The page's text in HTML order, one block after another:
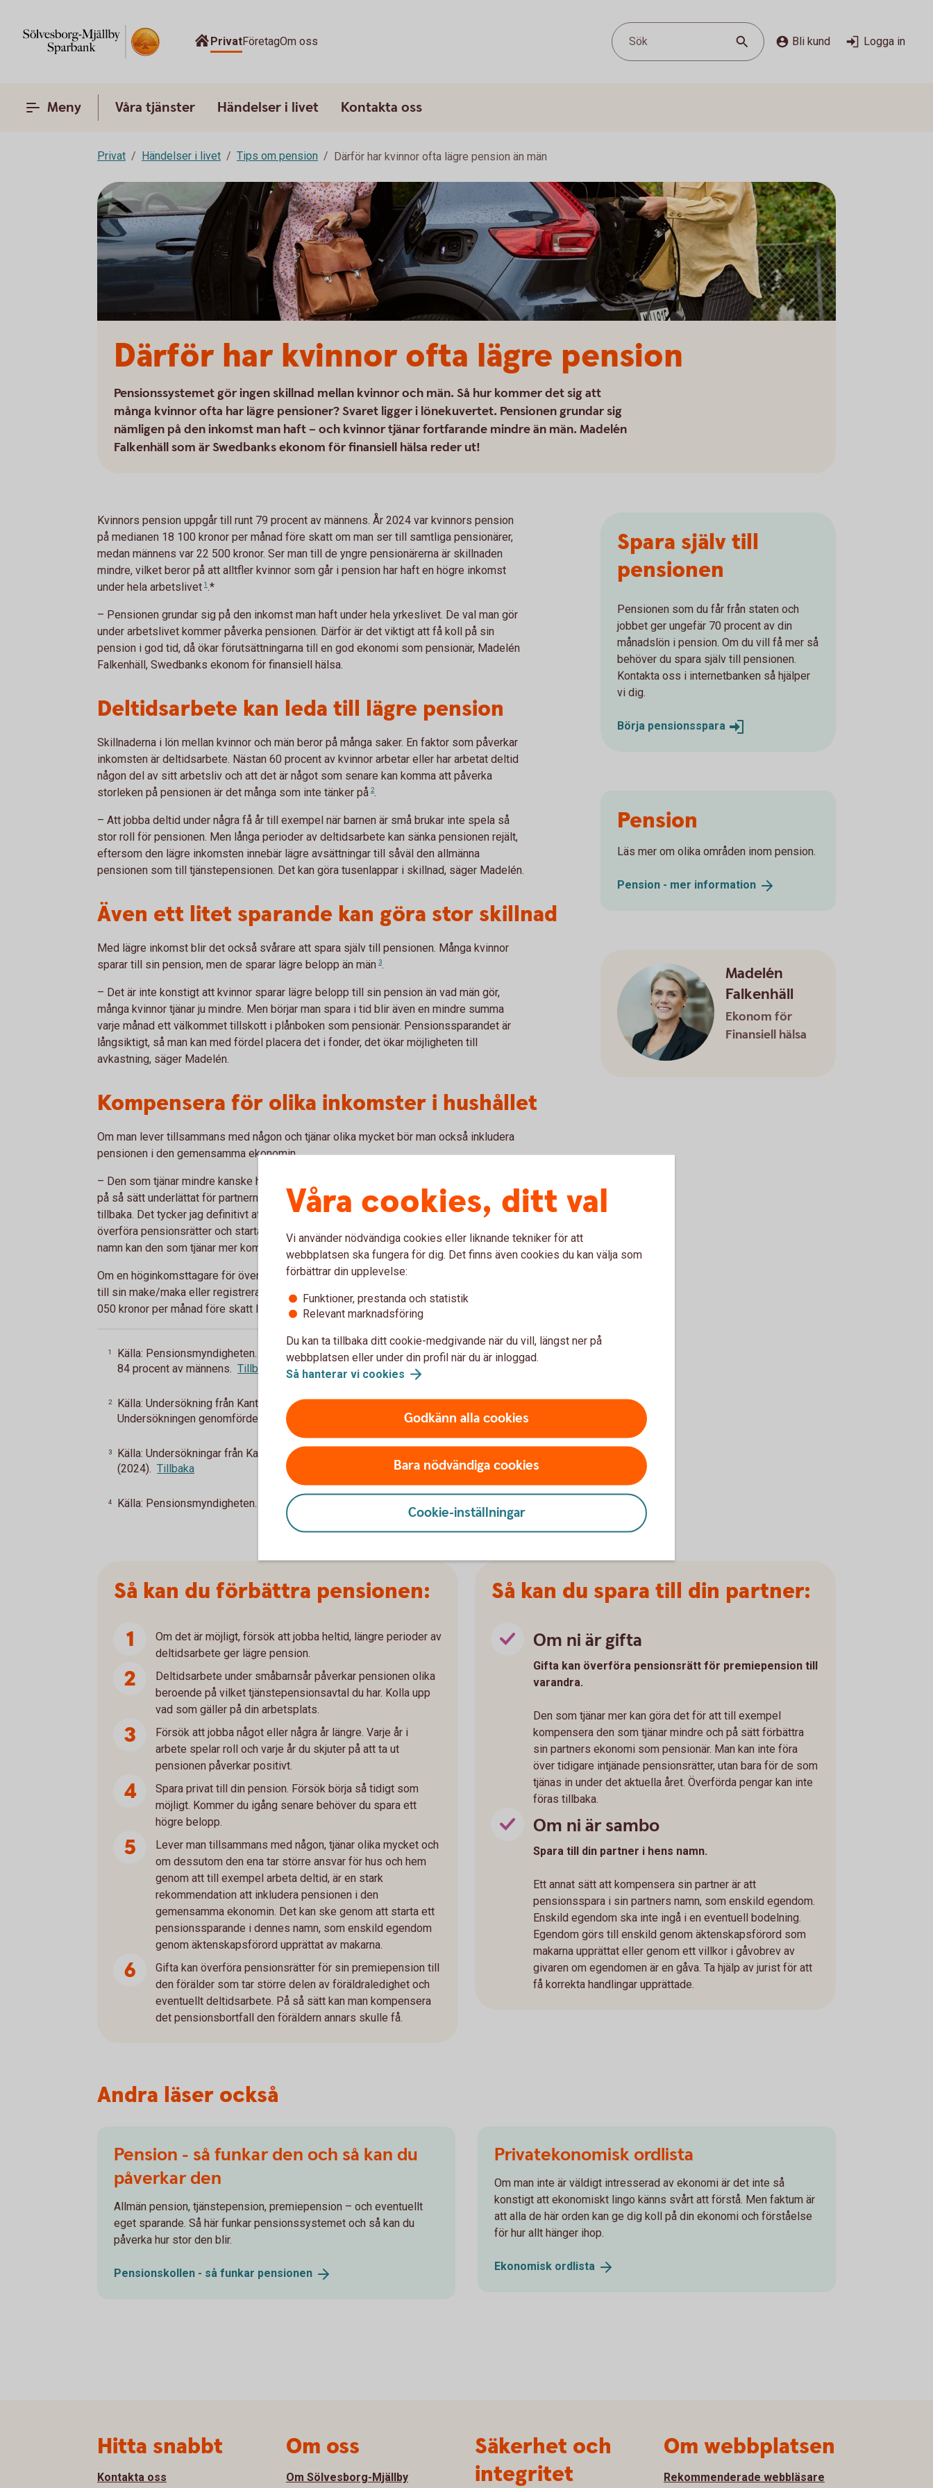
PrivatFöretagOm oss Sök Bli kund Logga in
Meny Våra tjänster Händelser i livet Kontakta oss
Privat Händelser i livet Tips om pension Därför har kvinnor ofta lägre pension än män
Därför har kvinnor ofta lägre pension
Pensionssystemet gör ingen skillnad mellan kvinnor och män. Så hur kommer det sig att
många kvinnor ofta har lägre pensioner? Svaret ligger i lönekuvertet. Pensionen grundar sig
nämligen på den inkomst man haft – och kvinnor tjänar fortfarande mindre än män. Madelén
Falkenhäll som är Swedbanks ekonom för finansiell hälsa reder ut!
Kvinnors pension uppgår till runt 79 procent av männens. År 2024 var kvinnors pension
på medianen 18 100 kronor per månad före skatt om man ser till samtliga pensionärer,
medan männens var 22 500 kronor. Ser man till de yngre pensionärerna är skillnaden
mindre, vilket beror på att alltfler kvinnor som går i pension har haft en högre inkomst
under hela arbetslivet 1.*
– Pensionen grundar sig på den inkomst man haft under hela yrkeslivet. De val man gör
under arbetslivet kommer påverka pensionen. Därför är det viktigt att få koll på sin
pension i god tid, då ökar förutsättningarna till en god ekonomi som pensionär, Madelén
Falkenhäll, Swedbanks ekonom för finansiell hälsa.
Deltidsarbete kan leda till lägre pension
Skillnaderna i lön mellan kvinnor och män beror på många saker. En faktor som påverkar
inkomsten är deltidsarbete. Nästan 60 procent av kvinnor arbetar eller har arbetat deltid
någon del av sitt arbetsliv och att det är något som senare kan komma att påverka
storleken på pensionen är det många som inte tänker på 2.
– Att jobba deltid under några få år till exempel när barnen är små brukar inte spela så
stor roll för pensionen. Men långa perioder av deltidsarbete kan sänka pensionen rejält,
eftersom den lägre inkomsten innebär lägre avsättningar till såväl den allmänna
pensionen som till tjänstepensionen. Det kan göra tusenlappar i skillnad, säger Madelén.
Även ett litet sparande kan göra stor skillnad
Med lägre inkomst blir det också svårare att spara själv till pensionen. Många kvinnor
sparar till sin pension, men de sparar lägre belopp än män 3.
– Det är inte konstigt att kvinnor sparar lägre belopp till sin pension än vad män gör,
många kvinnor tjänar ju mindre. Men börjar man spara i tid blir även en mindre summa
varje månad ett välkommet tillskott i plånboken som pensionär. Pensionssparandet är
långsiktigt, så man kan med fördel placera det i fonder, det ökar möjligheten till
avkastning, säger Madelén.
Kompensera för olika inkomster i hushållet
Om man lever tillsammans med någon och tjänar olika mycket bör man också inkludera
pensionen i den gemensamma ekonomin.
– Den som tjänar mindre kanske har lagt ner mer tid på hushållet och eventuella barn och
på så sätt underlättat för partnern att göra karriär och tjäna pengar medan man själv stått
tillbaka. Det tycker jag definitivt att man ska kompenseras för. Genom att till exempel
överföra pensionsrätter och starta ett sparande som enskild egendom i den andres
namn kan den som tjänar mer kompensera den andra, säger Madelén.
Om en höginkomsttagare för över pensionsrätter för sin premiepension under 20 års tid
till sin make/maka eller registrerade partner förbättras den andras pension med knappt 2
050 kronor per månad före skatt livet
.
1
Källa: Pensionsmyndigheten. I åldersgruppen 65-69 år uppgår kvinnors pension till
84 procent av männens. Tillbaka
2
Källa: Undersökning från Kantar Medias Sifopanel på uppdrag av Swedbank.
Undersökningen genomfördes i april (2025).
3
Källa: Undersökningar från Kantar Medias Sifopanel på uppdrag av Swedbank
(2024). Tillbaka
4 Källa: Pensionsmyndigheten. Tillbaka
Spara själv till
pensionen
Pensionen som du får från staten och
jobbet ger ungefär 70 procent av din
månadslön i pension. Om du vill få mer så
behöver du spara själv till pensionen.
Kontakta oss i internetbanken så hjälper
vi dig.
Börja pensionsspara
Pension
Läs mer om olika områden inom pension.
Pension - mer information
Madelén
Falkenhäll
Ekonom för
Finansiell hälsa
Så kan du förbättra pensionen:
Om det är möjligt, försök att jobba heltid, längre perioder av
deltidsarbete ger lägre pension.
Deltidsarbete under småbarnsår påverkar pensionen olika
beroende på vilket tjänstepensionsavtal du har. Kolla upp
vad som gäller på din arbetsplats.
Försök att jobba något eller några år längre. Varje år i
arbete spelar roll och varje år du skjuter på att ta ut
pensionen påverkar positivt.
Spara privat till din pension. Försök börja så tidigt som
möjligt. Kommer du igång senare behöver du spara ett
högre belopp.
Lever man tillsammans med någon, tjänar olika mycket och
om dessutom den ena tar större ansvar för hus och hem
genom att till exempel arbeta deltid, är en stark
rekommendation att inkludera pensionen i den
gemensamma ekonomin. Det kan ske genom att starta ett
pensionssparande i dennes namn, som enskild egendom
genom äktenskapsförord upprättat av makarna.
Gifta kan överföra pensionsrätter för sin premiepension till
den förälder som tar större delen av föräldraledighet och
eventuellt deltidsarbete. På så sätt kan man kompensera
det pensionsbortfall den föräldern annars skulle få.
Så kan du spara till din partner:
Om ni är gifta
Gifta kan överföra pensionsrätt för premiepension till
varandra.
Den som tjänar mer kan göra det för att till exempel
kompensera den som tjänar mindre och på sätt förbättra
sin partners ekonomi som pensionär. Man kan inte föra
över tidigare intjänade pensionsrätter, utan bara för de som
tjänas in under det aktuella året. Överförda pengar kan inte
föras tillbaka.
Om ni är sambo
Spara till din partner i hens namn.
Ett annat sätt att kompensera sin partner är att
pensionsspara i sin partners namn, som enskild egendom.
Enskild egendom ska inte ingå i en eventuell bodelning.
Egendom görs till enskild genom äktenskapsförord som
makarna upprättat eller genom ett villkor i gåvobrev av
givaren om egendomen är en gåva. Ta hjälp av jurist för att
få korrekta handlingar upprättade.
Andra läser också
Pension - så funkar den och så kan du
påverkar den
Allmän pension, tjänstepension, premiepension – och eventuellt
eget sparande. Så här funkar pensionssystemet och så kan du
påverka hur stor den blir.
Pensionskollen - så funkar pensionen
Privatekonomisk ordlista
Om man inte är väldigt intresserad av ekonomi är det inte så
konstigt att ekonomiskt lingo känns svårt att förstå. Men faktum är
att alla de här orden kan ge dig koll på din ekonomi och förståelse
för hur allt hänger ihop.
Ekonomisk ordlista
Våra cookies, ditt val
Vi använder nödvändiga cookies eller liknande tekniker för att
webbplatsen ska fungera för dig. Det finns även cookies du kan välja som
förbättrar din upplevelse:
Funktioner, prestanda och statistik
Relevant marknadsföring
Du kan ta tillbaka ditt cookie-medgivande när du vill, längst ner på
webbplatsen eller under din profil när du är inloggad.
Så hanterar vi cookies
Godkänn alla cookies
Bara nödvändiga cookies
Cookie-inställningar
Hitta snabbt
Kontakta oss
Om oss
Om Sölvesborg-Mjällby
Säkerhet och
integritet
Om webbplatsen
Rekommenderade webbläsare